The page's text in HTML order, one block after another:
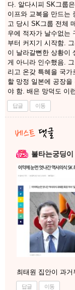
다. 알다시피 SK그룹
이프와 교복을 만드는
고 당시 SK그룹 전체
우에 적자가 날수없는
부터 커지기 시작함.
이 날라갈뻔한 상황이
게 아니라 인수했음.
리고 온갖 특혜을 국
할 망정 일본에 공장
야 함. 배은 망덕도 이
답글 이동
불타는궁딩이
최태원 집안이 과
답글 이동